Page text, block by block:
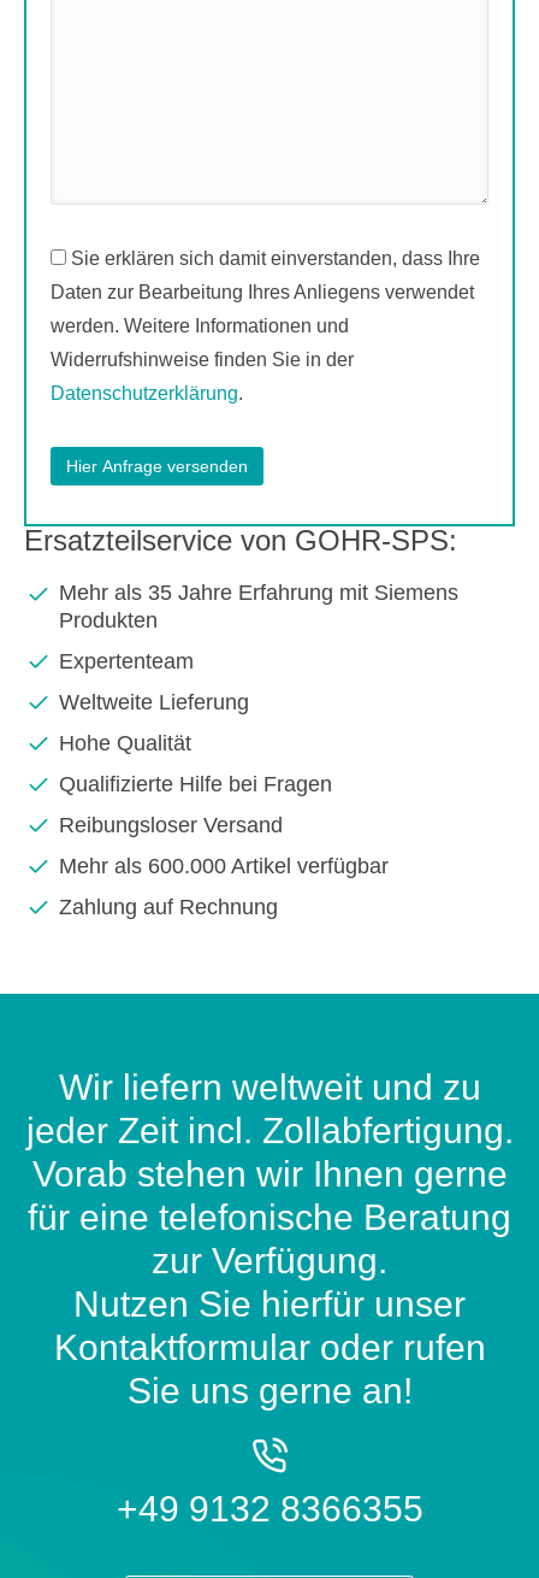
Sie erklären sich damit einverstanden, dass Ihre
Daten zur Bearbeitung Ihres Anliegens verwendet
werden. Weitere Informationen und
Widerrufshinweise finden Sie in der
Datenschutzerklärung.
Ersatzteilservice von GOHR-SPS:
Mehr als 35 Jahre Erfahrung mit Siemens
Produkten
Expertenteam
Weltweite Lieferung
Hohe Qualität
Qualifizierte Hilfe bei Fragen
Reibungsloser Versand
Mehr als 600.000 Artikel verfügbar
Zahlung auf Rechnung
Wir liefern weltweit und zu
jeder Zeit incl. Zollabfertigung.
Vorab stehen wir Ihnen gerne
für eine telefonische Beratung
zur Verfügung.
Nutzen Sie hierfür unser
Kontaktformular oder rufen
Sie uns gerne an!
+49 9132 8366355